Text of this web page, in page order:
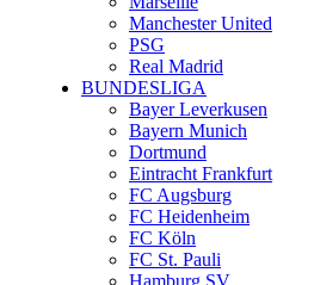
Manchester United
PSG
Real Madrid
BUNDESLIGA
Bayer Leverkusen
Bayern Munich
Dortmund
Eintracht Frankfurt
FC Augsburg
FC Heidenheim
FC Köln
FC St. Pauli
Hamburg SV